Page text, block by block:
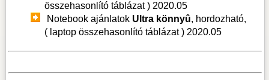
összehasonlító táblázat ) 2020.05
Notebook ajánlatok Ultra könnyû, hordozható,
( laptop összehasonlító táblázat ) 2020.05